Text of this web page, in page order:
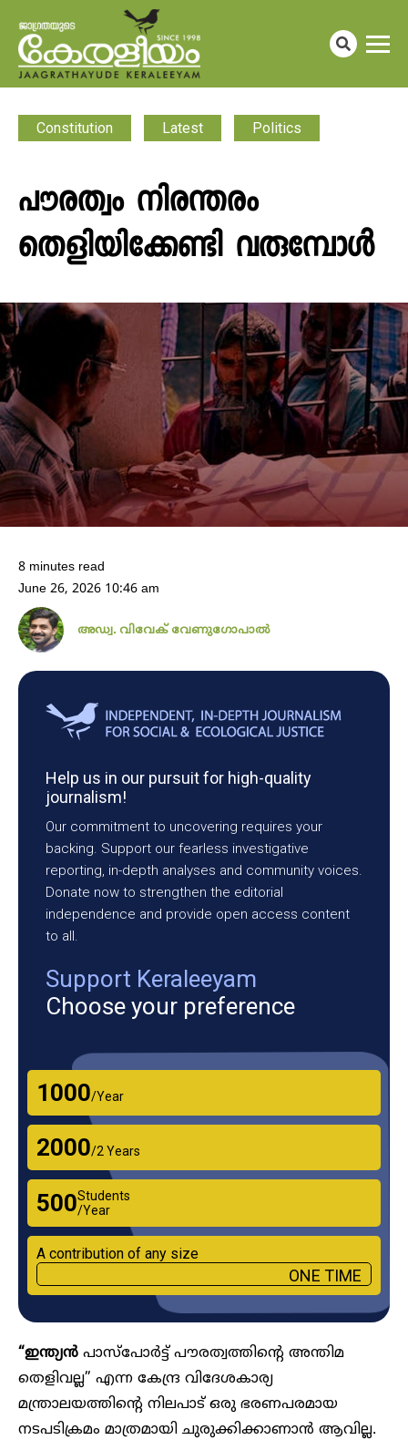
Constitution Latest Politics
പൗരത്വം നിരന്തരം
തെളിയിക്കേണ്ടി വരുമ്പോൾ
8 minutes read
June 26, 2026 10:46 am
അഡ്വ. വിവേക് വേണുഗോപാൽ
Help us in our pursuit for high-quality
journalism!
Our commitment to uncovering requires your
backing. Support our fearless investigative
reporting, in-depth analyses and community voices.
Donate now to strengthen the editorial
independence and provide open access content
to all.
Support Keraleeyam
Choose your preference
₹1000/Year
₹2000/2 Years
₹500Students
/Year
A contribution of any size
ONE TIME
“ഇന്ത്യൻ പാസ്പോർട്ട് പൗരത്വത്തിന്റെ അന്തിമ
തെളിവല്ല” എന്ന കേന്ദ്ര വിദേശകാര്യ
മന്ത്രാലയത്തിൻ്റെ നിലപാട് ഒരു ഭരണപരമായ
നടപടിക്രമം മാത്രമായി ചുരുക്കിക്കാണാൻ ആവില്ല.